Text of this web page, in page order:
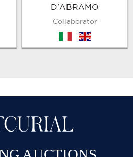
D'ABRAMO
Collaborator
en